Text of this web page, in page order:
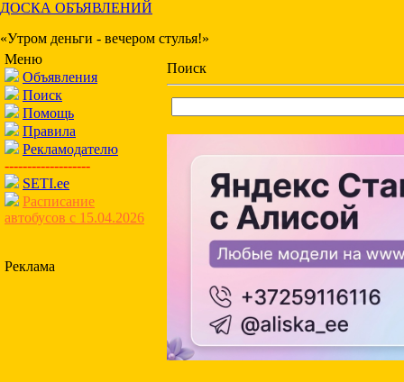
ДОСКА ОБЪЯВЛЕНИЙ
«Утром деньги - вечером стулья!»
Меню
Объявления
Поиск
Помощь
Правила
Рекламодателю
-------------------
SETI.ee
Расписание
автобусов с 15.04.2026
Реклама
Поиск